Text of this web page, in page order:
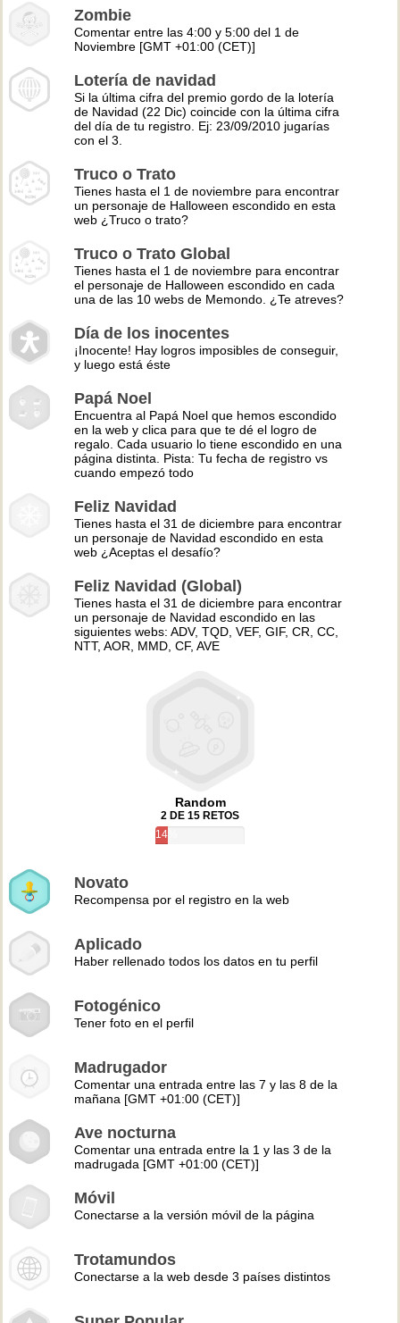
Zombie
Comentar entre las 4:00 y 5:00 del 1 de
Noviembre [GMT +01:00 (CET)]
Lotería de navidad
Si la última cifra del premio gordo de la lotería
de Navidad (22 Dic) coincide con la última cifra
del día de tu registro. Ej: 23/09/2010 jugarías
con el 3.
Truco o Trato
Tienes hasta el 1 de noviembre para encontrar
un personaje de Halloween escondido en esta
web ¿Truco o trato?
Truco o Trato Global
Tienes hasta el 1 de noviembre para encontrar
el personaje de Halloween escondido en cada
una de las 10 webs de Memondo. ¿Te atreves?
Día de los inocentes
¡Inocente! Hay logros imposibles de conseguir,
y luego está éste
Papá Noel
Encuentra al Papá Noel que hemos escondido
en la web y clica para que te dé el logro de
regalo. Cada usuario lo tiene escondido en una
página distinta. Pista: Tu fecha de registro vs
cuando empezó todo
Feliz Navidad
Tienes hasta el 31 de diciembre para encontrar
un personaje de Navidad escondido en esta
web ¿Aceptas el desafío?
Feliz Navidad (Global)
Tienes hasta el 31 de diciembre para encontrar
un personaje de Navidad escondido en las
siguientes webs: ADV, TQD, VEF, GIF, CR, CC,
NTT, AOR, MMD, CF, AVE
Random
2 DE 15 RETOS
14%
Novato
Recompensa por el registro en la web
Aplicado
Haber rellenado todos los datos en tu perfil
Fotogénico
Tener foto en el perfil
Madrugador
Comentar una entrada entre las 7 y las 8 de la
mañana [GMT +01:00 (CET)]
Ave nocturna
Comentar una entrada entre la 1 y las 3 de la
madrugada [GMT +01:00 (CET)]
Móvil
Conectarse a la versión móvil de la página
Trotamundos
Conectarse a la web desde 3 países distintos